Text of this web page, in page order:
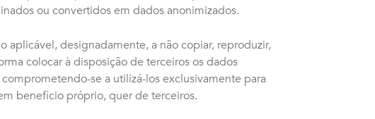
ou convertidos em dados anonimizados.
designadamente, a não copiar, reproduzir,
colocar à disposição de terceiros os dados
se a utilizá-los exclusivamente para
benefício próprio, quer de terceiros.